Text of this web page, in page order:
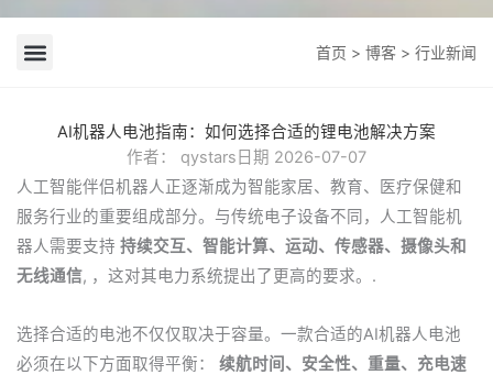
首页 > 博客 > 行业新闻
AI机器人电池指南：如何选择合适的锂电池解决方案
作者：
qystars 日期 2026-07-07
人工智能伴侣机器人正逐渐成为智能家居、教育、医疗保健和
服务行业的重要组成部分。与传统电子设备不同，人工智能机
器人需要支持 持续交互、智能计算、运动、传感器、摄像头和
无线通信, ，这对其电力系统提出了更高的要求。.
选择合适的电池不仅仅取决于容量。一款合适的AI机器人电池
必须在以下方面取得平衡： 续航时间、安全性、重量、充电速